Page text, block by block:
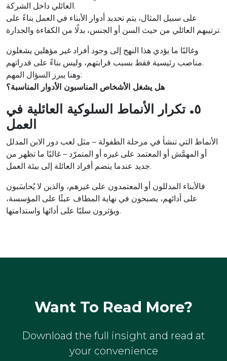
العائلي داخل الشركة.
على سبيل المثال، يتم تحديد أدوار الأبناء في العمل بناءً على
ترتيبهم العائلي من حيث السن أو الجنس، بدلًا من الكفاءة والجدارة.
وغالبًا ما يؤدي هذا النهج إلى وجود أفراد غير مؤهلين يشغلون
مناصب رئيسية فقط بسبب قرابتهم، وليس بناءً على قدراتهم.
وهنا يبرز السؤال المهم:
هل يشغل الأشخاص المناسبون الأدوار المناسبة؟
٥. تكرار الأنماط السلوكية العائلية في
العمل
الأنماط التي تنشأ في مرحلة الطفولة – مثل لعب دور الابن المدلل
أو المهمَّش أو المعتمد على غيره أو المتمرّد – غالبًا ما تظهر من
جديد عندما ينضم أفراد العائلة إلى بيئة العمل.
فالأبناء المدللون أو المعتمدون على غيرهم، والذين لا يُحاسَبون
على أدائهم، يصبحون في نهاية المطاف عبئًا على المؤسسة،
ويؤثرون سلبًا على أدائها واستدامتها.
Want To Read More?
Download the full insight and read at
your convenience